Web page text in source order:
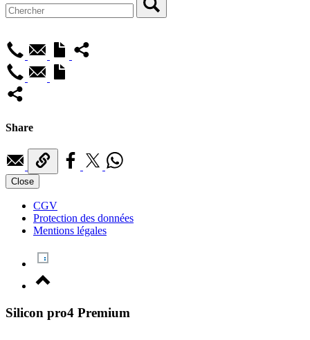
Share
Close
CGV
Protection des données
Mentions légales
Silicon pro4 Premium